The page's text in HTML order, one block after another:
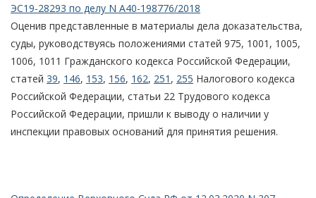
ЭС19-28293 по делу N А40-198776/2018
Оценив представленные в материалы дела доказательства,
суды, руководствуясь положениями статей 975, 1001, 1005,
1006, 1011 Гражданского кодекса Российской Федерации,
статей 39, 146, 153, 156, 162, 251 , 255 Налогового кодекса
Российской Федерации, статьи 22 Трудового кодекса
Российской Федерации, пришли к выводу о наличии у
инспекции правовых оснований для принятия решения.